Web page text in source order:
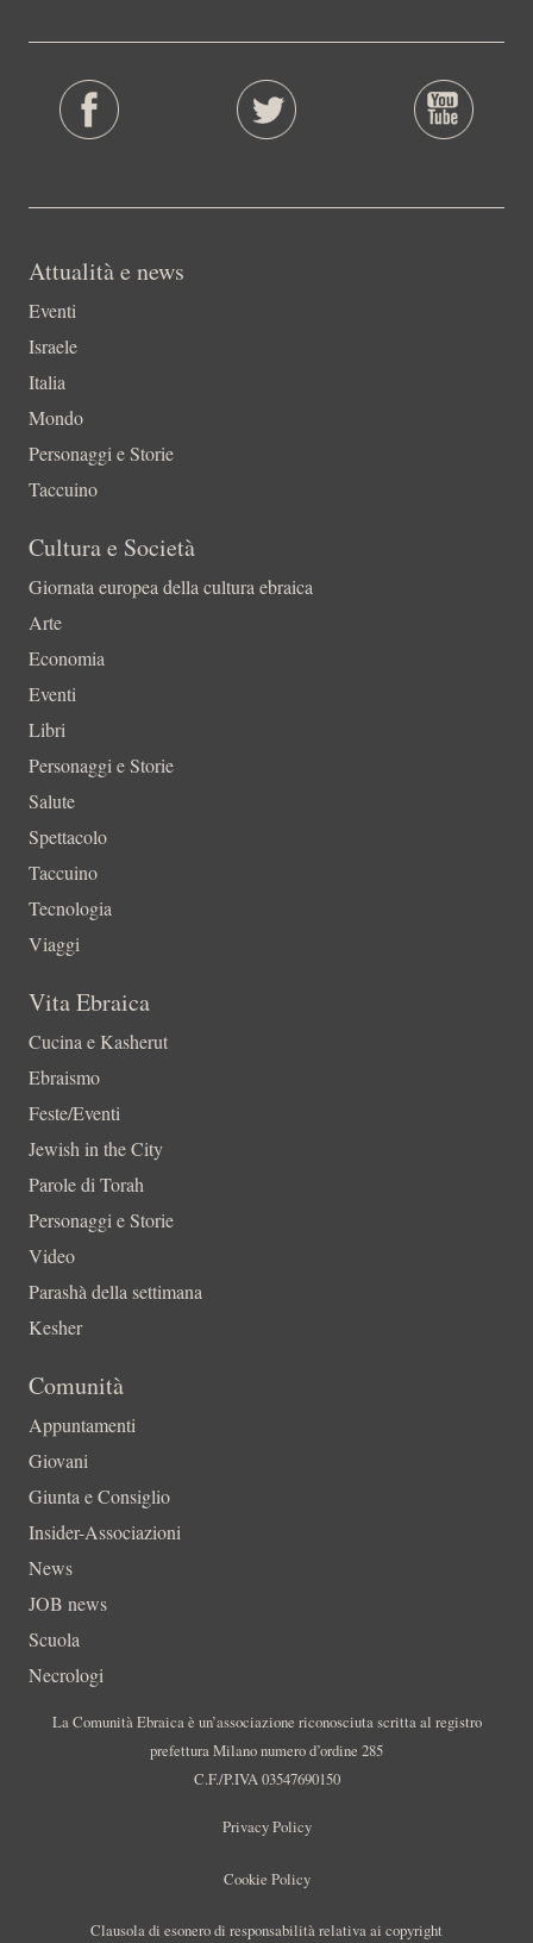
Attualità e news
Eventi
Israele
Italia
Mondo
Personaggi e Storie
Taccuino
Cultura e Società
Giornata europea della cultura ebraica
Arte
Economia
Eventi
Libri
Personaggi e Storie
Salute
Spettacolo
Taccuino
Tecnologia
Viaggi
Vita Ebraica
Cucina e Kasherut
Ebraismo
Feste/Eventi
Jewish in the City
Parole di Torah
Personaggi e Storie
Video
Parashà della settimana
Kesher
Comunità
Appuntamenti
Giovani
Giunta e Consiglio
Insider-Associazioni
News
JOB news
Scuola
Necrologi
La Comunità Ebraica è un’associazione riconosciuta scritta al registro
prefettura Milano numero d’ordine 285
C.F./P.IVA 03547690150
Privacy Policy
Cookie Policy
Clausola di esonero di responsabilità relativa ai copyright